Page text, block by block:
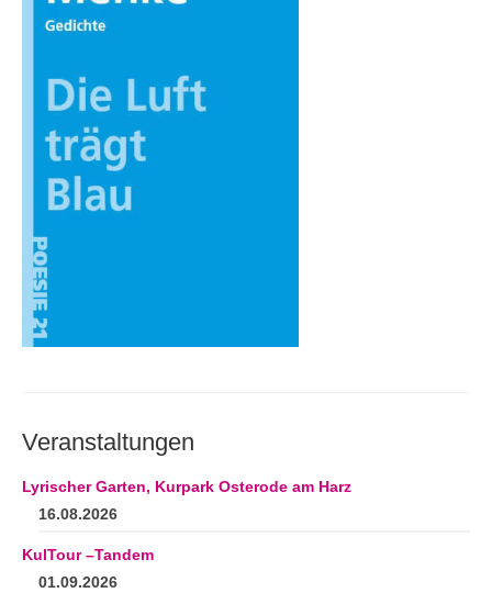
Ausschreibungen
Leipziger Lyrikbibliothek
Lyrikschaufenster im Literaturhaus Leipzig
Veranstaltungen
Lyrischer Garten, Kurpark Osterode am Harz
16.08.2026
KulTour –Tandem
01.09.2026